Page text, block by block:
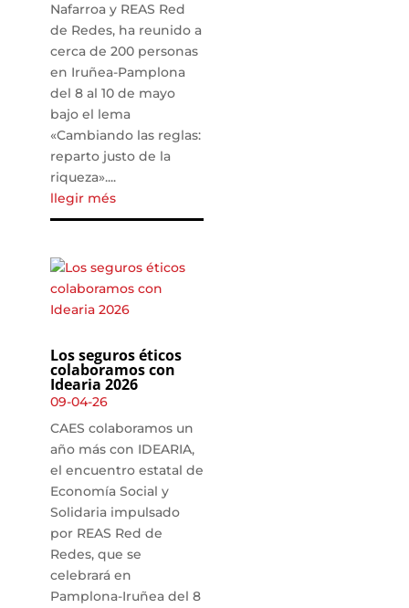
Nafarroa y REAS Red
de Redes, ha reunido a
cerca de 200 personas
en Iruñea-Pamplona
del 8 al 10 de mayo
bajo el lema
«Cambiando las reglas:
reparto justo de la
riqueza»....
llegir més
Los seguros éticos
colaboramos con
Idearia 2026
09-04-26
CAES colaboramos un
año más con IDEARIA,
el encuentro estatal de
Economía Social y
Solidaria impulsado
por REAS Red de
Redes, que se
celebrará en
Pamplona-Iruñea del 8